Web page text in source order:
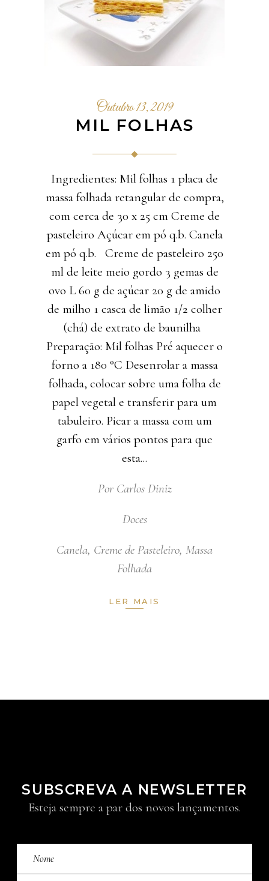
Outubro 13, 2019
MIL FOLHAS
Ingredientes: Mil folhas 1 placa de
massa folhada retangular de compra,
com cerca de 30 x 25 cm Creme de
pasteleiro Açúcar em pó q.b. Canela
em pó q.b. Creme de pasteleiro 250
ml de leite meio gordo 3 gemas de
ovo L 60 g de açúcar 20 g de amido
de milho 1 casca de limão 1/2 colher
(chá) de extrato de baunilha
Preparação: Mil folhas Pré aquecer o
forno a 180 °C Desenrolar a massa
folhada, colocar sobre uma folha de
papel vegetal e transferir para um
tabuleiro. Picar a massa com um
garfo em vários pontos para que
esta
Por Carlos Diniz
Doces
Canela, Creme de Pasteleiro, Massa
Folhada
LER MAIS
SUBSCREVA A NEWSLETTER
Esteja sempre a par dos novos lançamentos.